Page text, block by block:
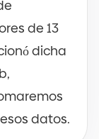
de 13
dicha
datos.